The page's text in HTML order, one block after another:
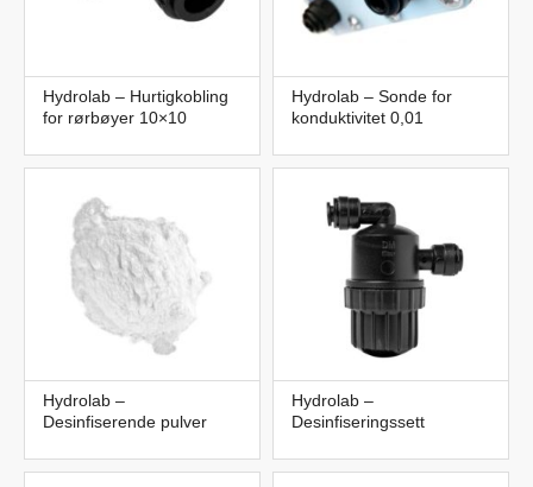
Hydrolab – Hurtigkobling
for rørbøyer 10×10
Hydrolab – Sonde for
konduktivitet 0,01
Hydrolab –
Desinfiserende pulver
Hydrolab –
Desinfiseringssett